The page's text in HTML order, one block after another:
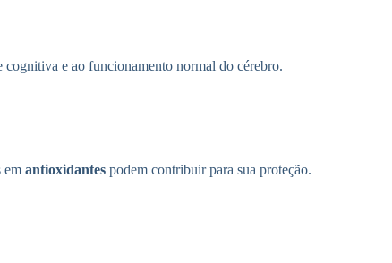
cognitiva e ao funcionamento normal do cérebro.
em antioxidantes podem contribuir para sua proteção.